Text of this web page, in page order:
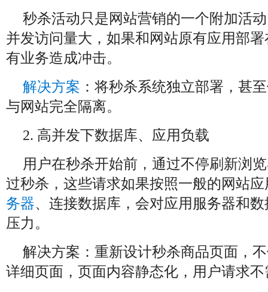
秒杀活动只是网站营销的一个附加活
并发访问量大，如果和网站原有应用部
有业务造成冲击。
解决方案 ：将秒杀系统独立部署，甚
与网站完全隔离。
2. 高并发下数据库、应用负载
用户在秒杀开始前，通过不停刷新浏
过秒杀，这些请求如果按照一般的网站
务器、连接数据库，会对应用服务器和
压力。
解决方案：重新设计秒杀商品页面，
详细页面，页面内容静态化，用户请求